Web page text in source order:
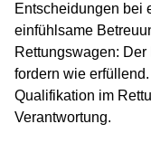
Entscheidungen bei
einfühlsame
Rettungswagen:
fordern wie
Qualifikation im
Verantwortung.